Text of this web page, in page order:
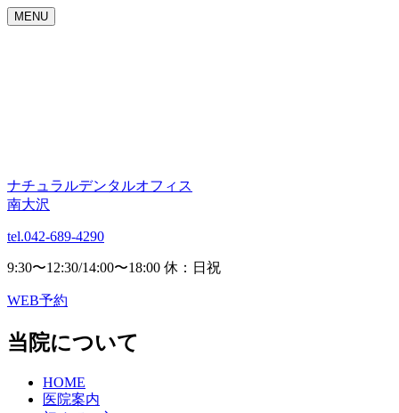
MENU
ナチュラルデンタルオフィス
南大沢
tel.042-689-4290
9:30〜12:30/14:00〜18:00 休：日祝
WEB予約
当院について
HOME
医院案内